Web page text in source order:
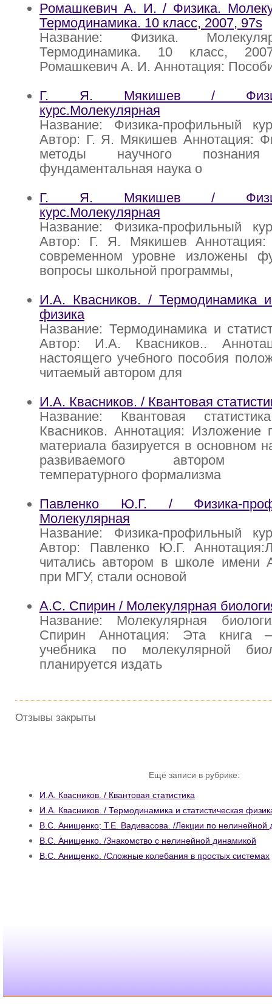
Ромашкевич А. И. / Физика.
Термодинамика. 10 класс, 2007, 97s
Название: Физика.
Термодинамика. 10 класс,
Ромашкевич А. И. Аннотация:
Г. Я. Мякишев / Физика-
курс.Молекулярная
Название: Физика-профильный
Автор: Г. Я. Мякишев Аннотация:
методы научного
фундаментальная наука о
Г. Я. Мякишев / Физика-
курс.Молекулярная
Название: Физика-профильный
Автор: Г. Я. Мякишев
современном уровне изложены
вопросы школьной программы,
И.А. Квасников. / Термодинамика и
физика
Название: Термодинамика и
Автор: И.А. Квасников..
настоящего учебного пособия
читаемый автором для
И.А. Квасников. / Квантовая
Название: Квантовая
Квасников. Аннотация: Изложение
материала базируется в основном
развиваемого автором
температурного формализма
Павленко Ю.Г. / Физика-
Молекулярная
Название: Физика-профильный
Автор: Павленко Ю.Г.
читались автором в школе имени
при МГУ, стали основой
А.С. Спирин / Молекулярная
Название: Молекулярная
Спирин Аннотация: Эта
учебника по молекулярной
планируется издать
Отзывы закрыты
Ещё записи в рубрике:
И.А. Квасников. / Квантовая статистика
И.А. Квасников. / Термодинамика и статистическая
В.С. Анищенко; Т.Е. Вадивасова. /Лекции по нелинейной
В.С. Анищенко. /Знакомство с нелинейной динамикой
В.С. Анищенко. /Сложные колебания в простых системах